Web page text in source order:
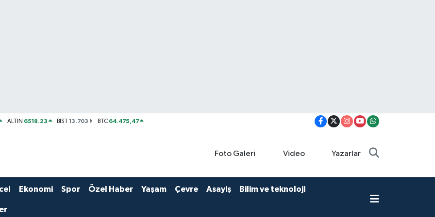
ALTIN 6518.23 BİST13.703 BTC 64.475,47
Foto Galeri Video Yazarlar
Ekonomi Spor Özel Haber Yaşam Çevre Asayiş Bilim ve teknoloji